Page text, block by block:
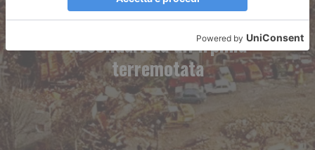
La meglio gioventù torinese e
la solidarietà all’Irpinia
terremotata